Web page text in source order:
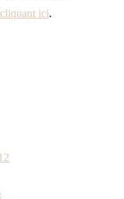
ici.
12